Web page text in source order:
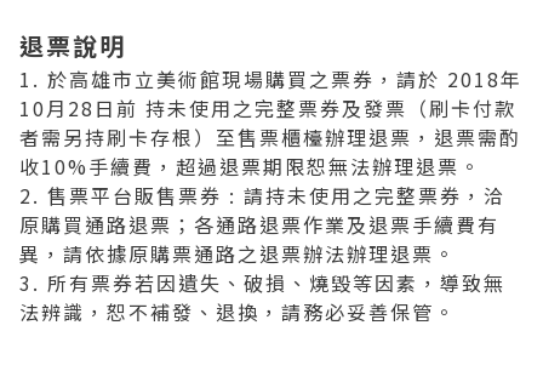
退票說明
1. 於高雄市立美術館現場購買之票券，請於 2018年
10月28日前 持未使用之完整票券及發票（刷卡付款
者需另持刷卡存根）至售票櫃檯辦理退票，退票需酌
收10%手續費，超過退票期限恕無法辦理退票。
2. 售票平台販售票券 : 請持未使用之完整票券，洽
原購買通路退票；各通路退票作業及退票手續費有
異，請依據原購票通路之退票辦法辦理退票。
3. 所有票券若因遺失、破損、燒毀等因素，導致無
法辨識，恕不補發、退換，請務必妥善保管。